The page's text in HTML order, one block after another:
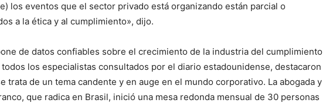
los eventos que el sector privado está organizando están parcial o
a la ética y al cumplimiento», dijo.
de datos confiables sobre el crecimiento de la industria del cumplimiento
los especialistas consultados por el diario estadounidense, destacaron
trata de un tema candente y en auge en el mundo corporativo. La abogada y
que radica en Brasil, inició una mesa redonda mensual de 30 personas